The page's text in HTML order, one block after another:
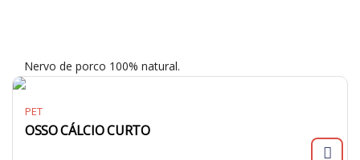
Nervo de porco 100% natural.
PET
OSSO CÁLCIO CURTO